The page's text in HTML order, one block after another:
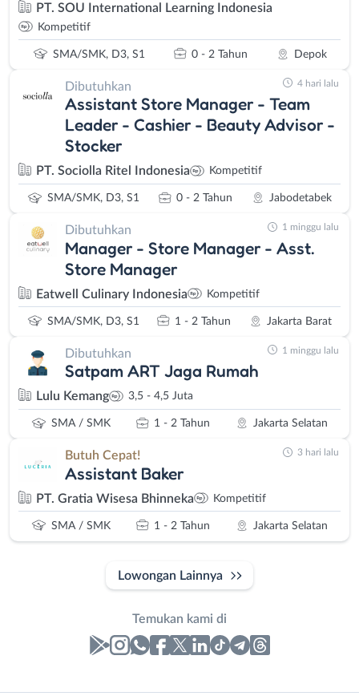
PT. SOU International Learning Indonesia
Kompetitif
SMA/SMK, D3, S1 0 - 2 Tahun Depok
Dibutuhkan
Assistant Store Manager - Team
Leader - Cashier - Beauty Advisor -
Stocker
PT. Sociolla Ritel Indonesia Kompetitif
SMA/SMK, D3, S1 0 - 2 Tahun Jabodetabek
4 hari lalu
Dibutuhkan
Manager - Store Manager - Asst.
Store Manager
Eatwell Culinary Indonesia Kompetitif
SMA/SMK, D3, S1 1 - 2 Tahun Jakarta Barat
1 minggu lalu
Dibutuhkan
Satpam ART Jaga Rumah
Lulu Kemang 3,5 - 4,5 Juta
SMA / SMK 1 - 2 Tahun Jakarta Selatan
1 minggu lalu
Butuh Cepat!
Assistant Baker
PT. Gratia Wisesa Bhinneka Kompetitif
SMA / SMK 1 - 2 Tahun Jakarta Selatan
3 hari lalu
Lowongan Lainnya
Temukan kami di